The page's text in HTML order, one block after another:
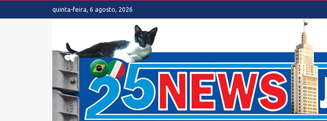
quinta-feira, 6 agosto, 2026